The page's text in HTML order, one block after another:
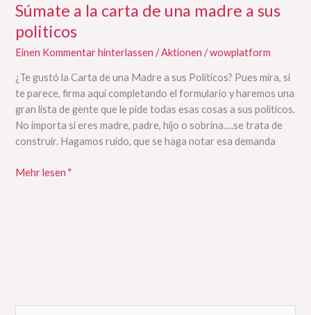
Súmate a la carta de una madre a sus
politicos
Einen Kommentar hinterlassen /Aktionen /wowplatform
¿Te gustó la Carta de una Madre a sus Políticos? Pues mira, si
te parece, firma aquí completando el formulario y haremos una
gran lista de gente que le pide todas esas cosas a sus políticos.
No importa si eres madre, padre, hijo o sobrina….se trata de
construir. Hagamos ruido, que se haga notar esa demanda
Mehr lesen "